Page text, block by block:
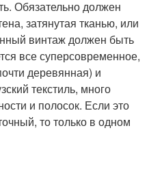
Обязательно должен
затянутая тканью, или
винтаж должен быть
все суперсовременное,
деревянная) и
текстиль, много
и полосок. Если это
то только в одном